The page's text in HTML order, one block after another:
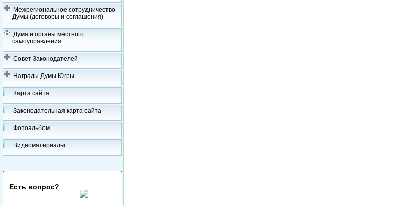
Межрегиональное сотрудничество
Думы (договоры и соглашения)
Дума и органы местного
самоуправления
Совет Законодателей
Награды Думы Югры
Карта сайта
Законодательная карта сайта
Фотоальбом
Видеоматериалы
Есть вопрос?